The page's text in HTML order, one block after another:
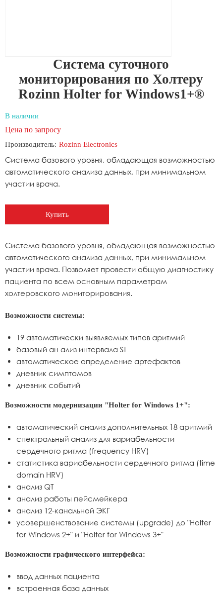
Система суточного
мониторирования по Холтеру
Rozinn Holter for Windows1+®
В наличии
Цена по запросу
Производитель: Rozinn Electronics
Система базового уровня, обладающая возможностью
автоматического анализа данных, при минимальном
участии врача.
Купить
Система базового уровня, обладающая возможностью
автоматического анализа данных, при минимальном
участии врача. Позволяет провести общую диагностику
пациента по всем основным параметрам
холтеровского мониторирования.
Возможности системы:
19 автоматически выявляемых типов аритмий
базовый ан ализ интервала ST
автоматическое определение артефактов
дневник симптомов
дневник событий
Возможности модернизации "Holter for Windows 1+":
автоматический анализ дополнительных 18 аритмий
спектральный анализ для вариабельности
сердечного ритма (frequency HRV)
статистика вариабельности сердечного ритма (time
domain HRV)
анализ QT
анализ работы пейсмейкера
анализ 12-канальной ЭКГ
усовершенствование системы (upgrade) до "Holter
for Windows 2+" и "Holter for Windows 3+"
Возможности графического интерфейса:
ввод данных пациента
встроенная база данных